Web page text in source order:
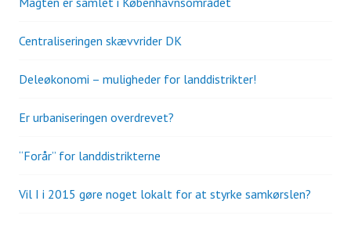
Centraliseringen skævvrider DK
Deleøkonomi – muligheder for landdistrikter!
Er urbaniseringen overdrevet?
“Forår” for landdistrikterne
Vil I i 2015 gøre noget lokalt for at styrke samkørslen?